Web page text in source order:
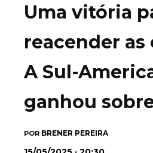
Uma vitória
reacender as
A Sul-
ganhou
POR BRENER PEREIRA